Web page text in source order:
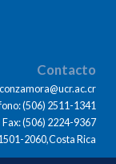
Contacto
(506) 2511-1341
Fax: (506) 2224-9367
2060,Costa Rica